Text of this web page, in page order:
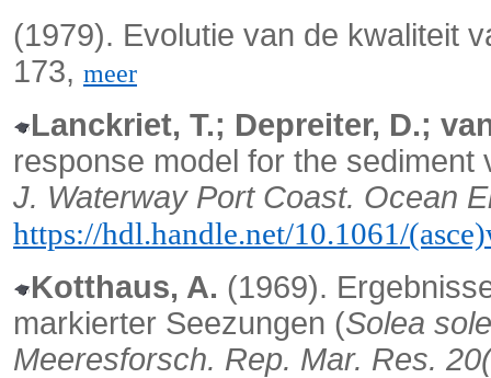
(1979). Evolutie van de kwaliteit
173, meer
Lanckriet, T.; Depreiter, D.;
response model for the
J. Waterway Port Coast. Ocean
https://hdl.handle.net/10.1061/
Kotthaus, A. (1969).
markierter Seezungen (Solea
Meeresforsch. Rep. Mar. Res.